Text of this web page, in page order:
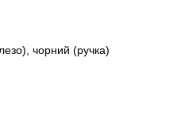
чорний (ручка)